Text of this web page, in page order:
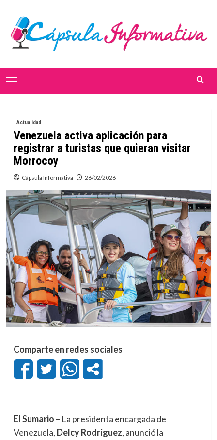
contenido
Menú
Actualidad
Venezuela activa aplicación para
registrar a turistas que quieran visitar
Morrocoy
Cápsula Informativa 26/02/2026
Comparte en redes sociales
El Sumario – La presidenta encargada de
Venezuela, Delcy Rodríguez, anunció la